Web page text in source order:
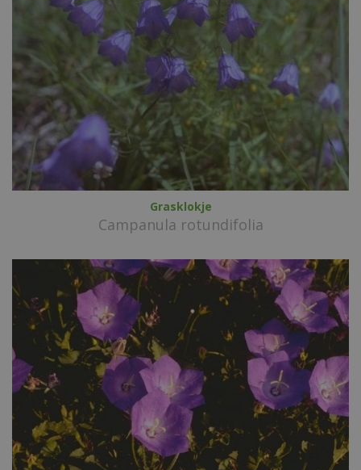
Grasklokje
Campanula rotundifolia